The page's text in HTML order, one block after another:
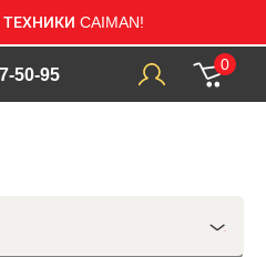
CAIMAN!
50-95
0